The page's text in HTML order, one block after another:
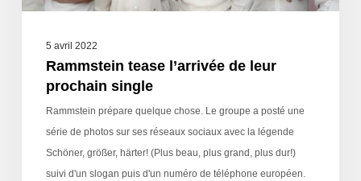
5 avril 2022
Rammstein tease l’arrivée de leur
prochain single
Rammstein prépare quelque chose. Le groupe a posté une
série de photos sur ses réseaux sociaux avec la légende
Schöner, größer, härter! (Plus beau, plus grand, plus dur!)
suivi d'un slogan puis d'un numéro de téléphone européen.